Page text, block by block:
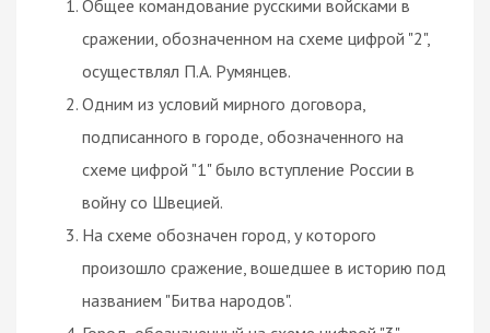
Общее командование русскими войсками в
сражении, обозначенном на схеме цифрой "2",
осуществлял П.А. Румянцев.
Одним из условий мирного договора,
подписанного в городе, обозначенного на
схеме цифрой "1" было вступление России в
войну со Швецией.
На схеме обозначен город, у которого
произошло сражение, вошедшее в историю под
названием "Битва народов".